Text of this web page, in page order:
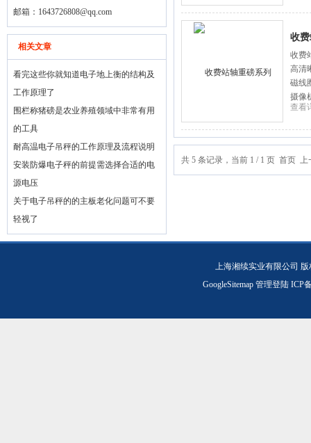
邮箱： 1643726808@qq.com
相关文章
看完这些你就知道电子地上衡的结构及
工作原理了
围栏称猪磅是农业养殖领域中非常有用
的工具
耐高温电子吊秤的工作原理及流程说明
安装防爆电子秤的前提需选择合适的电
源电压
关于电子吊秤的的主板老化问题可不要
轻视了
收
收费
高清
磁线
摄像
查看
共 5 条记录，当前 1 / 1 页 首页
上海湘续实业有限公司
GoogleSitemap 管理登陆ICP